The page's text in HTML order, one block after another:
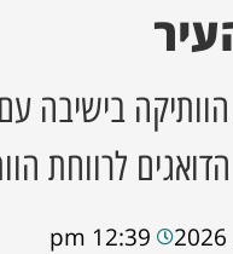
בישיבה
לרווחת
12:39 pm